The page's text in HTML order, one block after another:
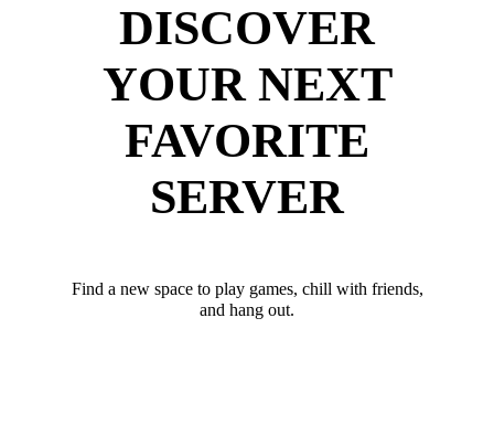
DISCOVER
YOUR NEXT
FAVORITE
SERVER
Find a new space to play games, chill with friends,
and hang out.